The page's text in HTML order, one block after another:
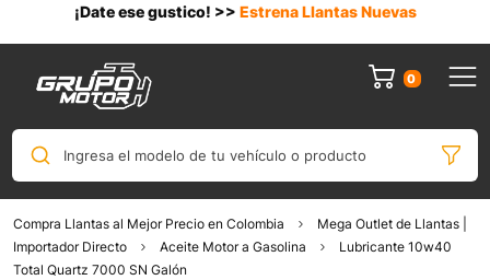
¡Date ese gustico! >> Estrena Llantas Nuevas
0
Ingresa el modelo de tu vehículo o producto
Compra Llantas al Mejor Precio en Colombia
Mega Outlet de Llantas |
Importador Directo
Aceite Motor a Gasolina
Lubricante 10w40
Total Quartz 7000 SN Galón